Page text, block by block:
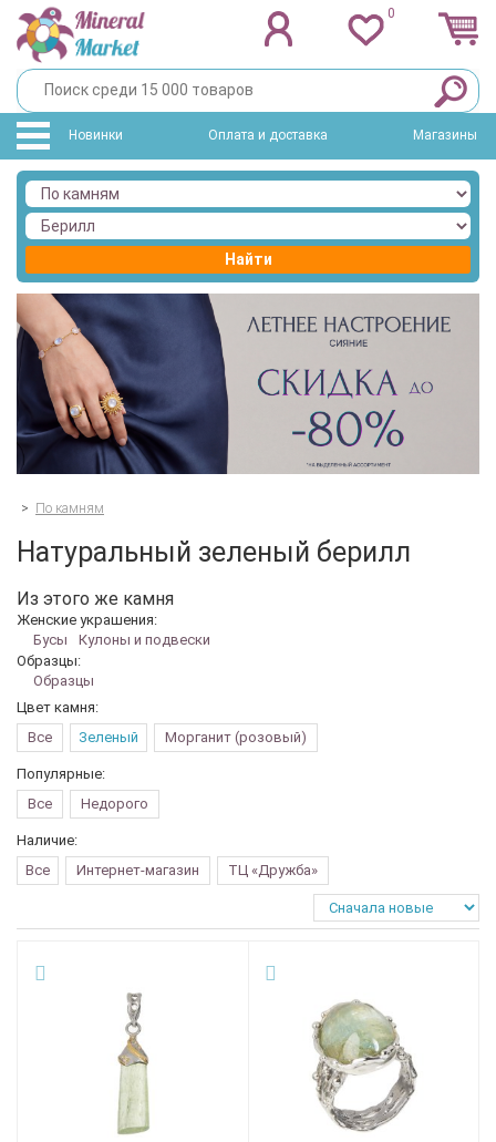
0
Новинки Оплата и доставка Магазины
Найти
> По камням
Натуральный зеленый берилл
Из этого же камня
Женские украшения:
Бусы
Кулоны и подвески
Образцы:
Образцы
Цвет камня:
Все
Зеленый Морганит (розовый)
Популярные:
Все
Недорого
Наличие:
Все
Интернет-магазин ТЦ «Дружба»